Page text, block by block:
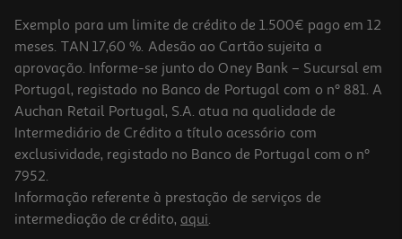
Exemplo para um limite de crédito de 1.500€ pago em 12
meses. TAN 17,60 %. Adesão ao Cartão sujeita a
aprovação. Informe-se junto do Oney Bank – Sucursal em
Portugal, registado no Banco de Portugal com o nº 881. A
Auchan Retail Portugal, S.A. atua na qualidade de
Intermediário de Crédito a título acessório com
exclusividade, registado no Banco de Portugal com o nº
7952.
Informação referente à prestação de serviços de
intermediação de crédito, aqui.